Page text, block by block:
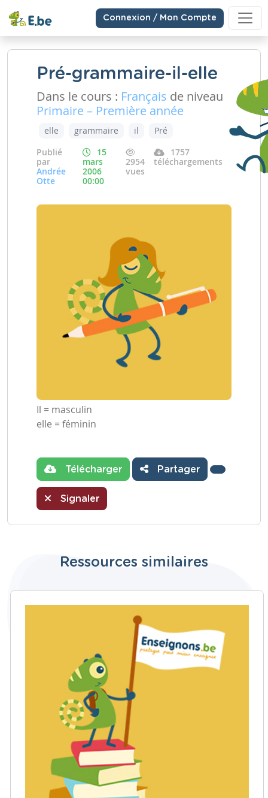
Connexion / Mon Compte
Pré-grammaire-il-elle
Dans le cours : Français de niveau
Primaire – Première année
elle grammaire il
Pré
Publié
par
Andrée
Otte
15
mars
2006
00:00
2954
vues
1757
téléchargements
Il = masculin
elle = féminin
Télécharger Partager
Signaler
Ressources similaires